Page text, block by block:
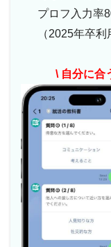
プロフ入力率
（2025年卒利
\ 自分に合